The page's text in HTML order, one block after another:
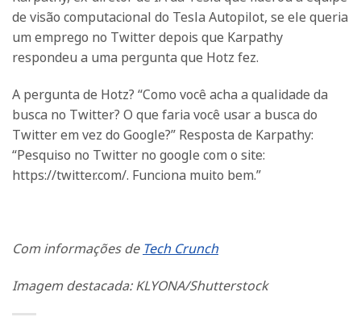
de visão computacional do Tesla Autopilot, se ele queria
um emprego no Twitter depois que Karpathy
respondeu a uma pergunta que Hotz fez.
A pergunta de Hotz? “Como você acha a qualidade da
busca no Twitter? O que faria você usar a busca do
Twitter em vez do Google?” Resposta de Karpathy:
“Pesquiso no Twitter no google com o site:
https://twitter.com/. Funciona muito bem.”
Com informações de Tech Crunch
Imagem destacada: KLYONA/Shutterstock